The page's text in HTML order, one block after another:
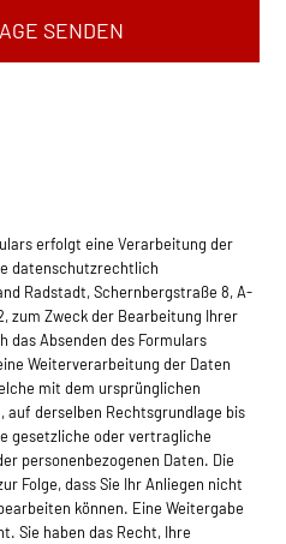
SENDEN
erfolgt eine Verarbeitung der
datenschutzrechtlich
Radstadt, Schernbergstraße 8, A-
zum Zweck der Bearbeitung Ihrer
das Absenden des Formulars
Weiterverarbeitung der Daten
mit dem ursprünglichen
auf derselben Rec­htsgrundlage bis
gesetzliche oder vertragliche
personenbezogenen Daten. Die
Folge, dass Sie Ihr Anliegen nicht
können. Eine Weitergabe
Sie haben das Recht, Ihre